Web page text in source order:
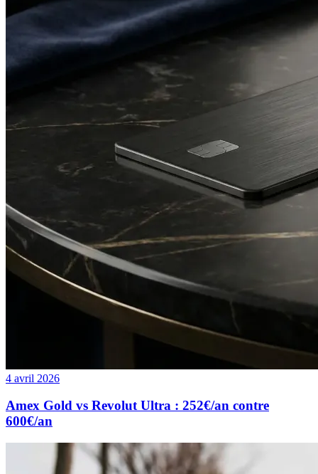
4 avril 2026
Amex Gold vs Revolut Ultra : 252€/an contre
600€/an